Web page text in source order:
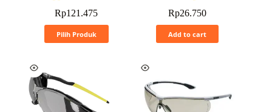
Rp121.475
Pilih Produk
Rp26.750
Add to cart